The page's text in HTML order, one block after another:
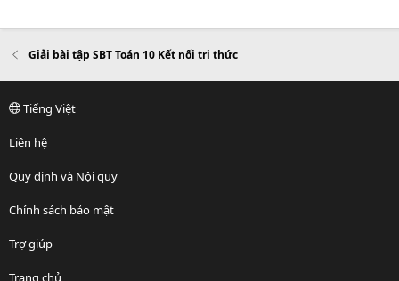
Giải bài tập SBT Toán 10 Kết nối tri thức
Tiếng Việt
Liên hệ
Quy định và Nội quy
Chính sách bảo mật
Trợ giúp
Trang chủ